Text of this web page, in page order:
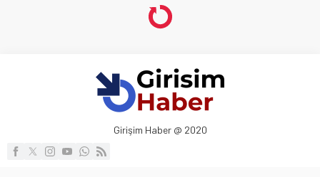
Dropshipping 101: Dropshippinge
Başlama Rehberi
Dropshipping 101: Dropshippinge Başlama Rehberi
Dropshippinge Başlama Rehberi elektronik rehber, pasif
gelir elde etmek isteyenler için başucu başvuru makalesi